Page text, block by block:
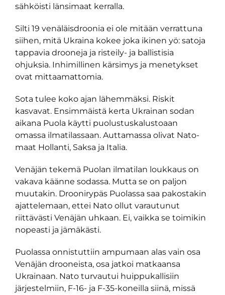
sähköisti länsimaat kerralla.
Silti 19 venäläisdroonia ei ole mitään verrattuna
siihen, mitä Ukraina kokee joka ikinen yö: satoja
tappavia drooneja ja risteily- ja ballistisia
ohjuksia. Inhimillinen kärsimys ja menetykset
ovat mittaamattomia.
Sota tulee koko ajan lähemmäksi. Riskit
kasvavat. Ensimmäistä kerta Ukrainan sodan
aikana Puola käytti puolustuskalustoaan
omassa ilmatilassaan. Auttamassa olivat Nato-
maat Hollanti, Saksa ja Italia.
Venäjän tekemä Puolan ilmatilan loukkaus on
vakava käänne sodassa. Mutta se on paljon
muutakin. Droonirypäs Puolassa saa pakostakin
ajattelemaan, ettei Nato ollut varautunut
riittävästi Venäjän uhkaan. Ei, vaikka se toimikin
nopeasti ja jämäkästi.
Puolassa onnistuttiin ampumaan alas vain osa
Venäjän drooneista, osa jatkoi matkaansa
Ukrainaan. Nato turvautui huippukallisiin
järjestelmiin, F-16- ja F-35-koneilla siinä, missä